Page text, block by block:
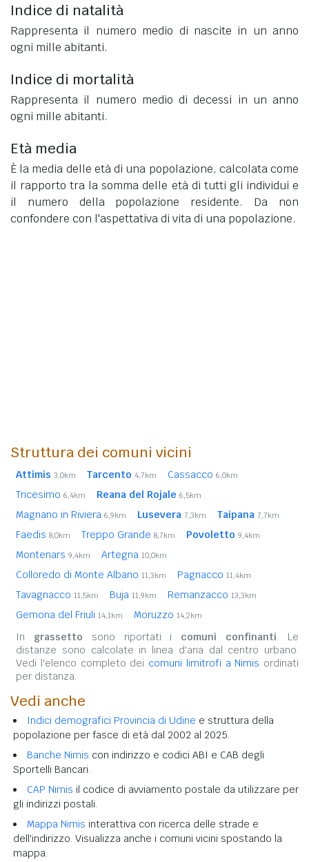
Indice di natalità
Rappresenta il numero medio di nascite in un anno
ogni mille abitanti.
Indice di mortalità
Rappresenta il numero medio di decessi in un anno
ogni mille abitanti.
Età media
È la media delle età di una popolazione, calcolata come
il rapporto tra la somma delle età di tutti gli individui e
il numero della popolazione residente. Da non
confondere con l'aspettativa di vita di una popolazione.
Struttura dei comuni vicini
Attimis 3,0km Tarcento 4,7km Cassacco 6,0km
Tricesimo 6,4km Reana del Rojale 6,5km
Magnano in Riviera 6,9km Lusevera 7,3km Taipana 7,7km
Faedis 8,0km Treppo Grande 8,7km Povoletto 9,4km
Montenars 9,4km Artegna 10,0km
Colloredo di Monte Albano 11,3km Pagnacco 11,4km
Tavagnacco 11,5km Buja 11,9km Remanzacco 13,3km
Gemona del Friuli 14,1km Moruzzo 14,2km
In grassetto sono riportati i comuni confinanti. Le
distanze sono calcolate in linea d'aria dal centro urbano.
Vedi l'elenco completo dei comuni limitrofi a Nimis ordinati
per distanza.
Vedi anche
Indici demografici Provincia di Udine e struttura della
popolazione per fasce di età dal 2002 al 2025.
Banche Nimis con indirizzo e codici ABI e CAB degli
Sportelli Bancari.
CAP Nimis il codice di avviamento postale da utilizzare per
gli indirizzi postali.
Mappa Nimis interattiva con ricerca delle strade e
dell'indirizzo. Visualizza anche i comuni vicini spostando la
mappa.